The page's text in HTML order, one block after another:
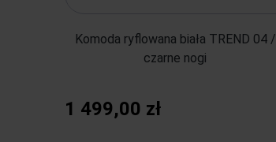
Komoda ryflowana biała TREND 04 /
czarne nogi
1 499,00 zł